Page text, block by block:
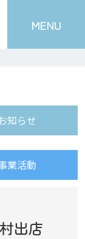
MENU
知らせ
業活動
出店